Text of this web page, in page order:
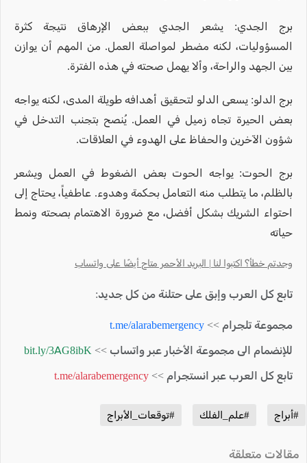
برج الجدي: يشعر الجدي ببعض الإرهاق نتيجة كثرة
المسؤوليات، لكنه مضطر لمواصلة العمل. من المهم أن يوازن
بين الجهد والراحة، وألا يهمل صحته في هذه الفترة.
برج الدلو: يسعى الدلو لتحقيق أهدافه طويلة المدى، لكنه يواجه
بعض الحيرة تجاه زميل في العمل. يُنصح بتجنب التدخل في
شؤون الآخرين والحفاظ على الهدوء في العلاقات.
برج الحوت: يواجه الحوت بعض الضغوط في العمل ويشعر
بالظلم، ما يتطلب منه التعامل بحكمة وهدوء. عاطفياً، يحتاج إلى
احتواء الشريك بشكل أفضل، مع ضرورة الاهتمام بصحته ونمط
حياته
وجدتم خطأ؟ اكتبوا لنا | البريد الأحمر متاح أيضًا على واتساب
تابع كل العرب وإبق على حتلنة من كل جديد:
مجموعة تلجرام >> t.me/alarabemergency
للإنضمام الى مجموعة الأخبار عبر واتساب >> bit.ly/3AG8ibK
تابع كل العرب عبر انستجرام >> t.me/alarabemergency
#أبراج #علم_الفلك #توقعات_الأبراج
مقالات متعلقة